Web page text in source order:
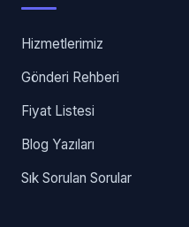
Hizmetlerimiz
Gönderi Rehberi
Fiyat Listesi
Blog Yazıları
Sık Sorulan Sorular